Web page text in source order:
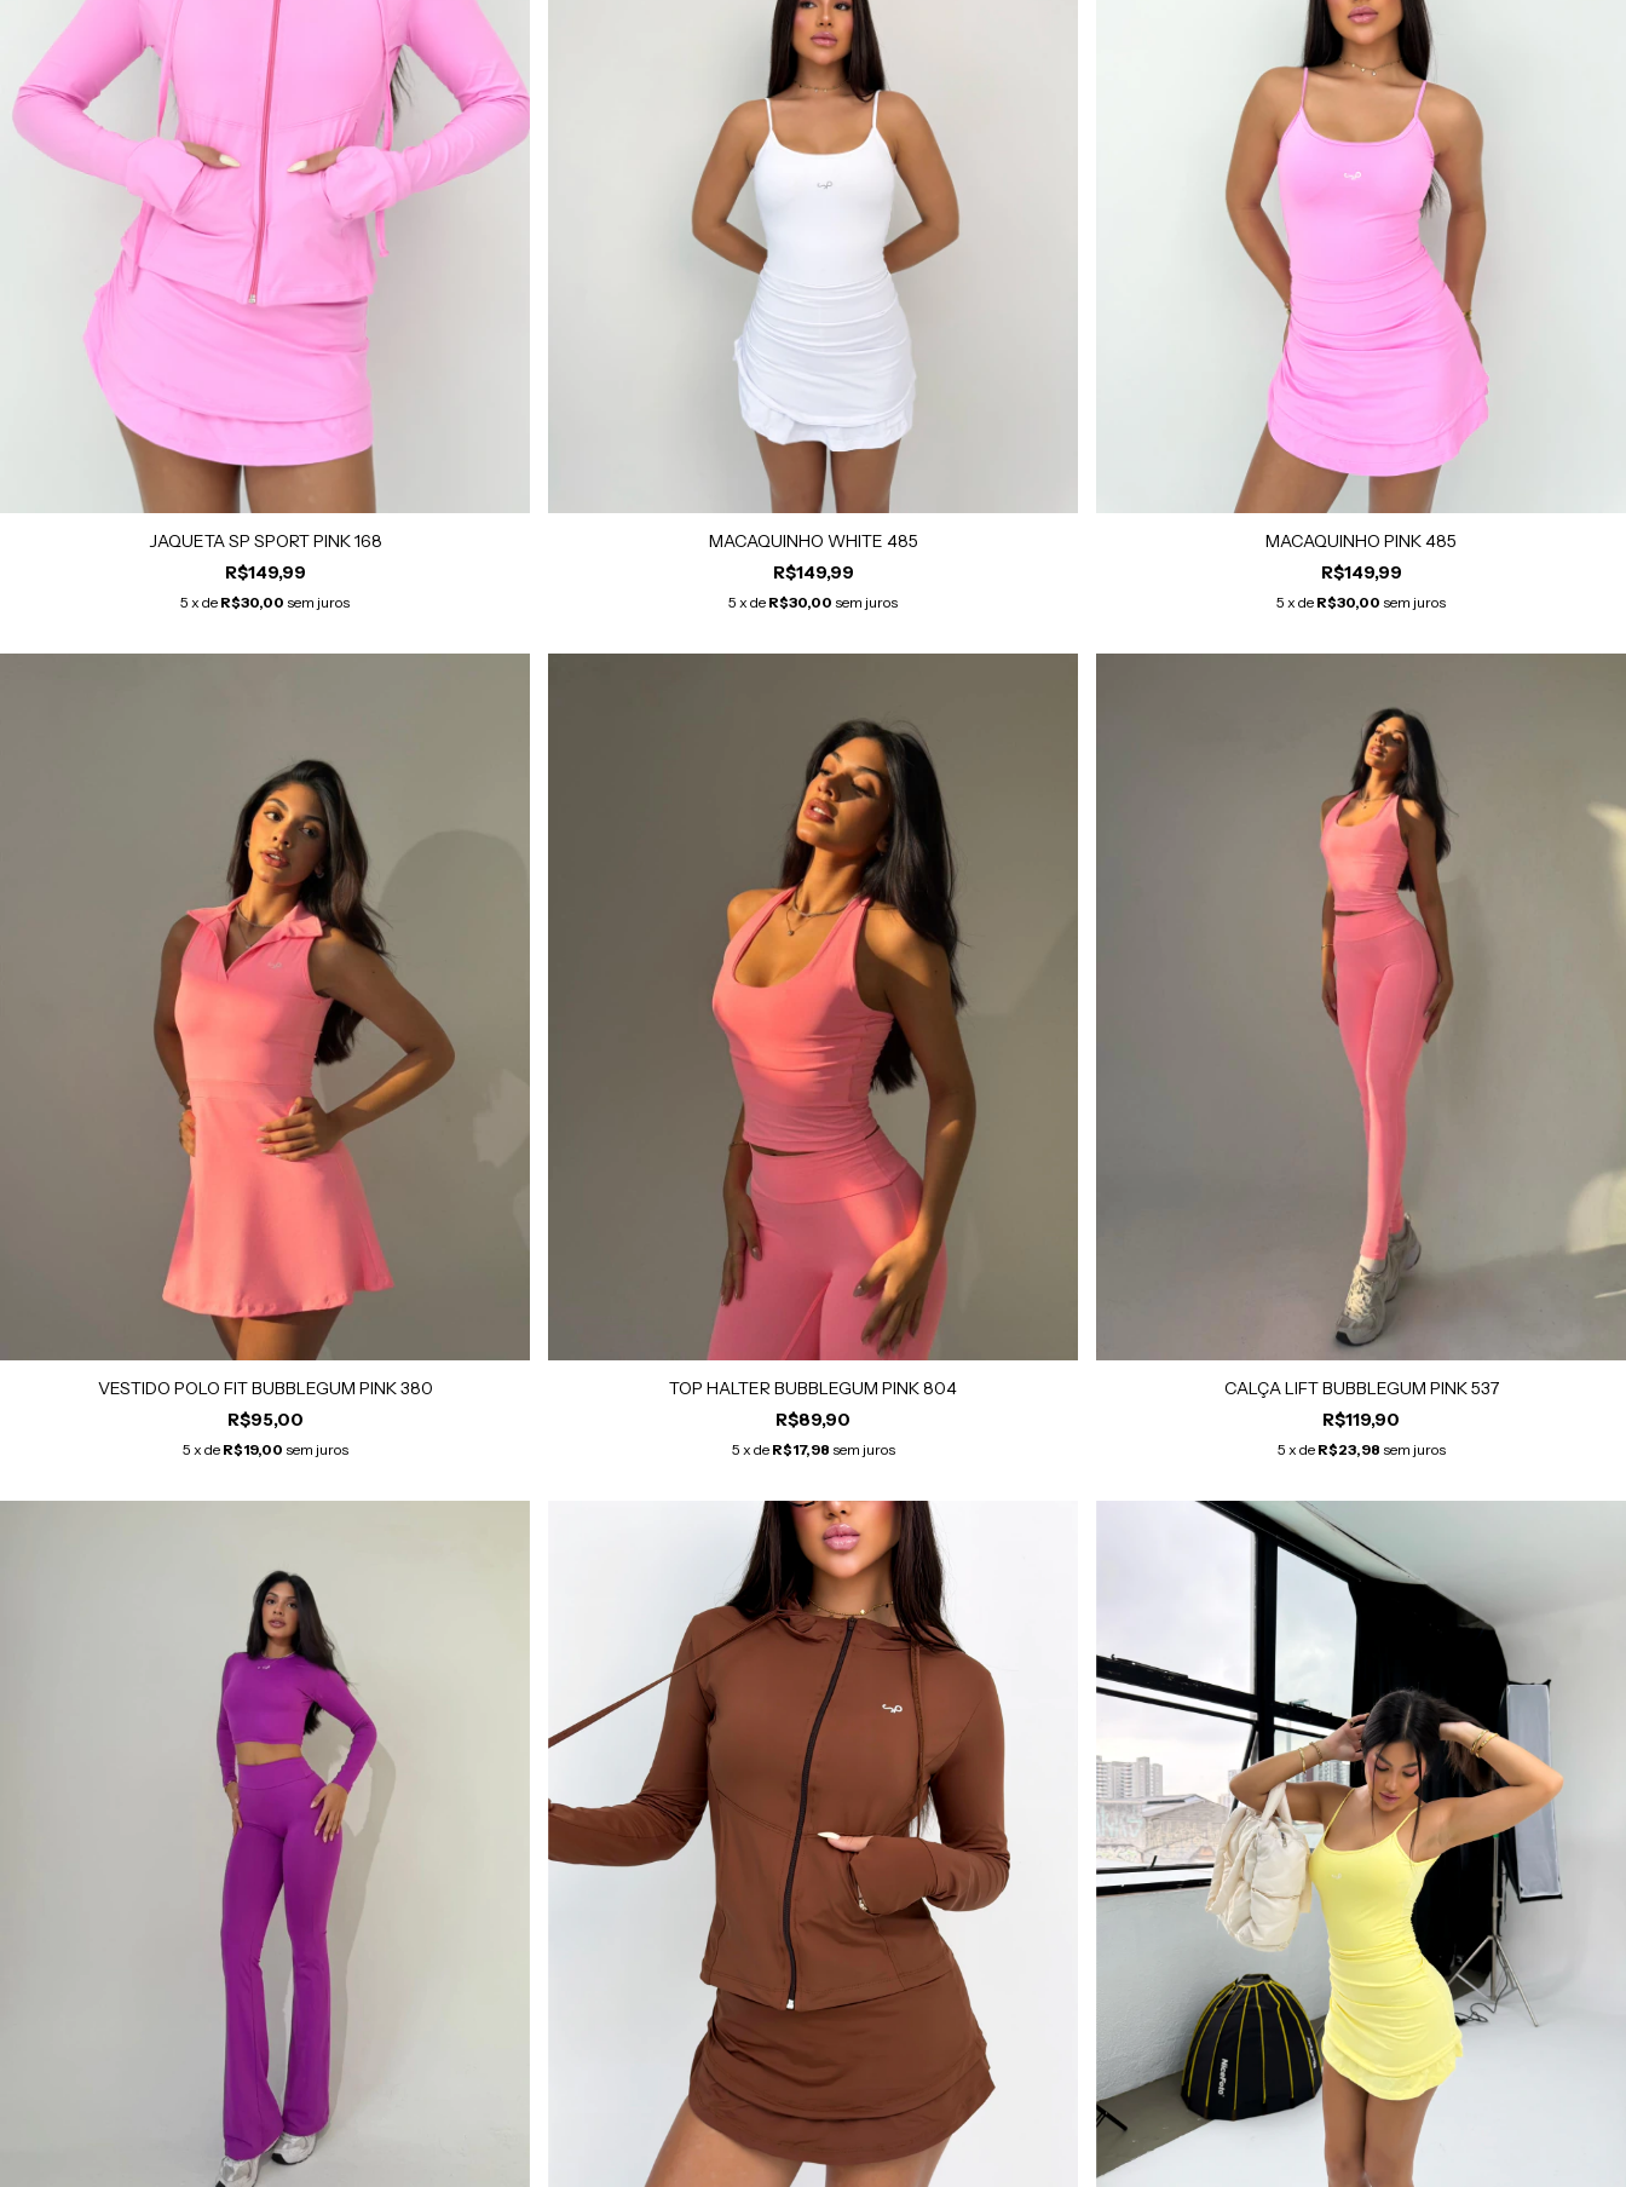
JAQUETA SP SPORT PINK 168
R$149,99
5 x de R$30,00 sem juros
MACAQUINHO WHITE 485
R$149,99
5 x de R$30,00 sem juros
MACAQUINHO PINK 485
R$149,99
5 x de R$30,00 sem juros
VESTIDO POLO FIT BUBBLEGUM PINK 380
R$95,00
5 x de R$19,00 sem juros
TOP HALTER BUBBLEGUM PINK 804
R$89,90
5 x de R$17,98 sem juros
CALÇA LIFT BUBBLEGUM PINK 537
R$119,90
5 x de R$23,98 sem juros